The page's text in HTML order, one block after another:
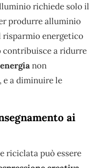
richiede solo il
produrre alluminio
energetico
a ridurre
non
a diminuire le
ai
riciclata può essere